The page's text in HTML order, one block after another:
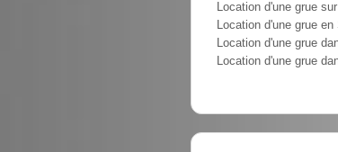
Location d'une grue
Location d'une grue
Location d'une grue
Location d'une grue